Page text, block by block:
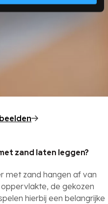
zand laten leggen?
met zand hangen af van
de gekozen
hierbij een belangrijke